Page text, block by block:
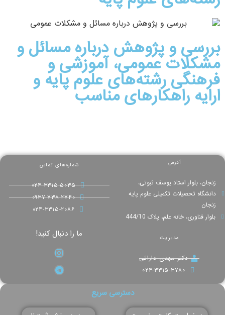
بررسی و پژوهش درباره مسائل و
مشکلات عمومی، آموزشی و
فرهنگی رشته‌های علوم پایه و
ارایه راهکارهای مناسب
آدرس
زنجان، بلوار استاد یوسف ثبوتی،
دانشگاه تحصیلات تکمیلی علوم پایه
زنجان
بلوار فناوری، خانه علم، پلاک 444/10
شماره‌های تماس
۰۲۴-۳۳۱۵-۵۰۳۵
۰۹۳۷-۷۳۸-۲۷۴۰
۰۲۴-۳۳۱۵-۲۰۸۶
مدیریت
دکتر مهدی دارائی
۰۲۴-۳۳۱۵-۳۷۸۰
ما را دنبال کنید!
دسترسی سریع